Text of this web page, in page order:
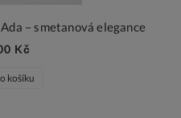
– smetanová elegance
Kč
košíku